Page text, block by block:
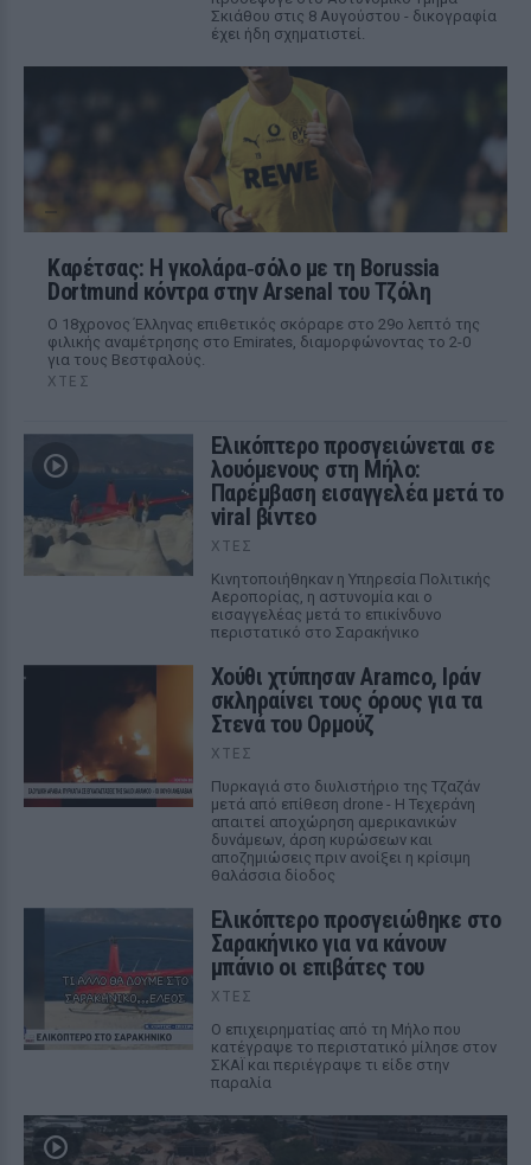
Σκιάθου στις 8 Αυγούστου - δικογραφία
έχει ήδη σχηματιστεί.
Καρέτσας: Η γκολάρα‑σόλο με τη Borussia
Dortmund κόντρα στην Arsenal του Τζόλη
Ο 18χρονος Έλληνας επιθετικός σκόραρε στο 29ο λεπτό της
φιλικής αναμέτρησης στο Emirates, διαμορφώνοντας το 2-0
για τους Βεστφαλούς.
ΧΤΕΣ
Ελικόπτερο προσγειώνεται σε
λουόμενους στη Μήλο:
Παρέμβαση εισαγγελέα μετά το
viral βίντεο
ΧΤΕΣ
Κινητοποιήθηκαν η Υπηρεσία Πολιτικής
Αεροπορίας, η αστυνομία και ο
εισαγγελέας μετά το επικίνδυνο
περιστατικό στο Σαρακήνικο
Χούθι χτύπησαν Aramco, Ιράν
σκληραίνει τους όρους για τα
Στενά του Ορμούζ
ΧΤΕΣ
Πυρκαγιά στο διυλιστήριο της Τζαζάν
μετά από επίθεση drone - Η Τεχεράνη
απαιτεί αποχώρηση αμερικανικών
δυνάμεων, άρση κυρώσεων και
αποζημιώσεις πριν ανοίξει η κρίσιμη
θαλάσσια δίοδος
Ελικόπτερο προσγειώθηκε στο
Σαρακήνικο για να κάνουν
μπάνιο οι επιβάτες του
ΧΤΕΣ
Ο επιχειρηματίας από τη Μήλο που
κατέγραψε το περιστατικό μίλησε στον
ΣΚΑΪ και περιέγραψε τι είδε στην
παραλία